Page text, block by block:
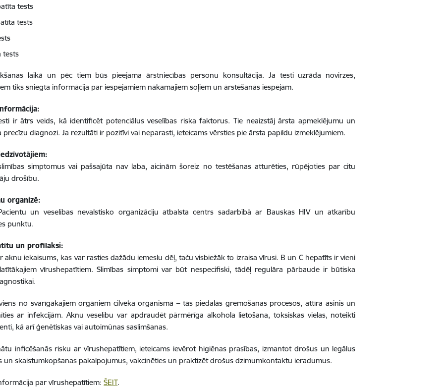
tests
tests
tests
laikā un pēc tiem būs pieejama ārstniecības personu konsultācija. Ja testi uzrāda novirzes,
tiks sniegta informācija par iespējamiem nākamajiem soļiem un ārstēšanās iespējām.
ir ātrs veids, kā identificēt potenciālus veselības riska faktorus. Tie neaizstāj ārsta apmeklējumu un
precīzu diagnozi. Ja rezultāti ir pozitīvi vai neparasti, ieteicams vērsties pie ārsta papildu izmeklējumiem.
simptomus vai pašsajūta nav laba, aicinām šoreiz no testēšanas atturēties, rūpējoties par citu
drošību.
organizē:
un veselības nevalstisko organizāciju atbalsta centrs sadarbībā ar Bauskas HIV un atkarību
punktu.
un profilaksi:
aknu iekaisums, kas var rasties dažādu iemeslu dēļ, taču visbiežāk to izraisa vīrusi. B un C hepatīts ir vieni
vīrushepatītiem. Slimības simptomi var būt nespecifiski, tādēļ regulāra pārbaude ir būtiska
no svarīgākajiem orgāniem cilvēka organismā – tās piedalās gremošanas procesos, attīra asinis un
ar infekcijām. Aknu veselību var apdraudēt pārmērīga alkohola lietošana, toksiskas vielas, noteikti
kā arī ģenētiskas vai autoimūnas saslimšanas.
inficēšanās risku ar vīrushepatītiem, ieteicams ievērot higiēnas prasības, izmantot drošus un legālus
un skaistumkopšanas pakalpojumus, vakcinēties un praktizēt drošus dzimumkontaktu ieradumus.
par vīrushepatītiem:ŠEIT.